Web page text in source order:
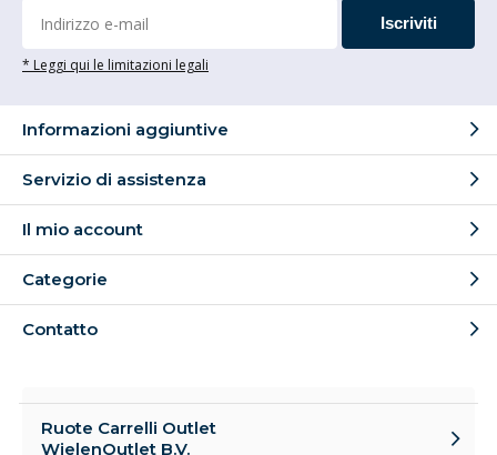
Iscriviti
* Leggi qui le limitazioni legali
Informazioni aggiuntive
Servizio di assistenza
Il mio account
Categorie
Contatto
Ruote Carrelli Outlet
WielenOutlet B.V.